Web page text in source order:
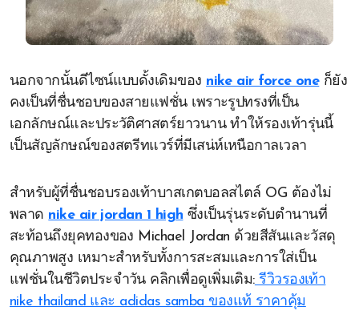
นอกจากนั้นดีไซน์แบบดั้งเดิมของ nike air force oneก็ยัง
คงเป็นที่ชื่นชอบของสายแฟชั่น เพราะรูปทรงที่เป็น
เอกลักษณ์และประวัติศาสตร์ยาวนาน ทำให้รองเท้ารุ่นนี้
เป็นสัญลักษณ์ของสตรีทแวร์ที่มีเสน่ห์เหนือกาลเวลา
สำหรับผู้ที่ชื่นชอบรองเท้าบาสเกตบอลสไตล์ OG ต้องไม่
พลาด nike air jordan 1 high ซึ่งเป็นรุ่นระดับตำนานที่
สะท้อนถึงยุคทองของ Michael Jordan ด้วยสีสันและวัสดุ
คุณภาพสูง เหมาะสำหรับทั้งการสะสมและการใส่เป็น
แฟชั่นในชีวิตประจำวัน คลิกเพื่อดูเพิ่มเติม:รีวิวรองเท้า
nike thailand และ adidas samba ของแท้ ราคาคุ้ม